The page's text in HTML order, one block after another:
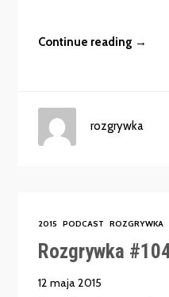
Continue reading →
rozgrywka
2015 PODCAST ROZGRYWKA
Rozgrywka
12 maja 2015